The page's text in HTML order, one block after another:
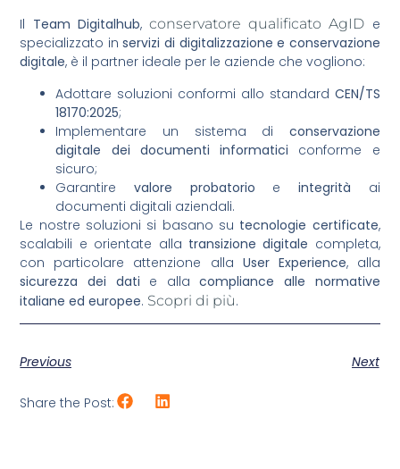
Il Team Digitalhub, conservatore qualificato AgID e
specializzato inservizi di digitalizzazione e conservazione
digitale, è il partner ideale per le aziende che vogliono:
Adottare soluzioni conformi allo standard CEN/TS
18170:2025;
Implementare un sistema di conservazione
digitale dei documenti informatici conforme e
sicuro;
Garantirevalore probatorio e integrità ai
documenti digitali aziendali.
Le nostre soluzioni si basano su tecnologie certificate,
scalabili e orientate alla transizione digitale completa,
con particolare attenzione alla User Experience, alla
sicurezza dei dati e allacompliance alle normative
italiane ed europee. Scopri di più.
Previous Next
Share the Post: